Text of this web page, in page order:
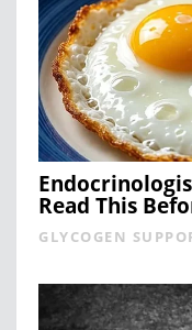
Read This
GLYCOGEN